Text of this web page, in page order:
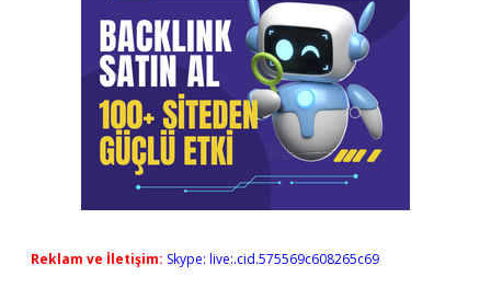
Reklam ve İletişim: Skype: live:.cid.575569c608265c69